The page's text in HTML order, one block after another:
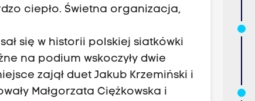
ciepło. Świetna organizacja,
się w historii polskiej siatkówki
na podium wskoczyły dwie
zajął duet Jakub Krzemiński i
Małgorzata Ciężkowska i